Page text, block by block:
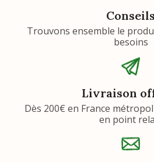
Conseils
Trouvons ensemble le
besoins
Livraison
Dès 200€ en France
en point